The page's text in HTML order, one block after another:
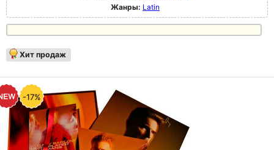
Жанры: Latin
Хит продаж
-17%